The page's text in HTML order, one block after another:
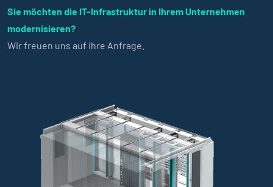
Sie möchten die IT-Infrastruktur in Ihrem Unternehmen
modernisieren?
Wir freuen uns auf Ihre Anfrage.